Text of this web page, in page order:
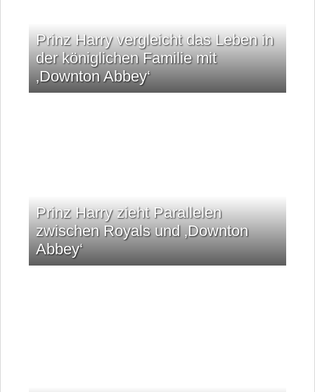
Prinz Harry vergleicht das Leben in
der königlichen Familie mit
‚Downton Abbey‘
Prinz Harry zieht Parallelen
zwischen Royals und ‚Downton
Abbey‘